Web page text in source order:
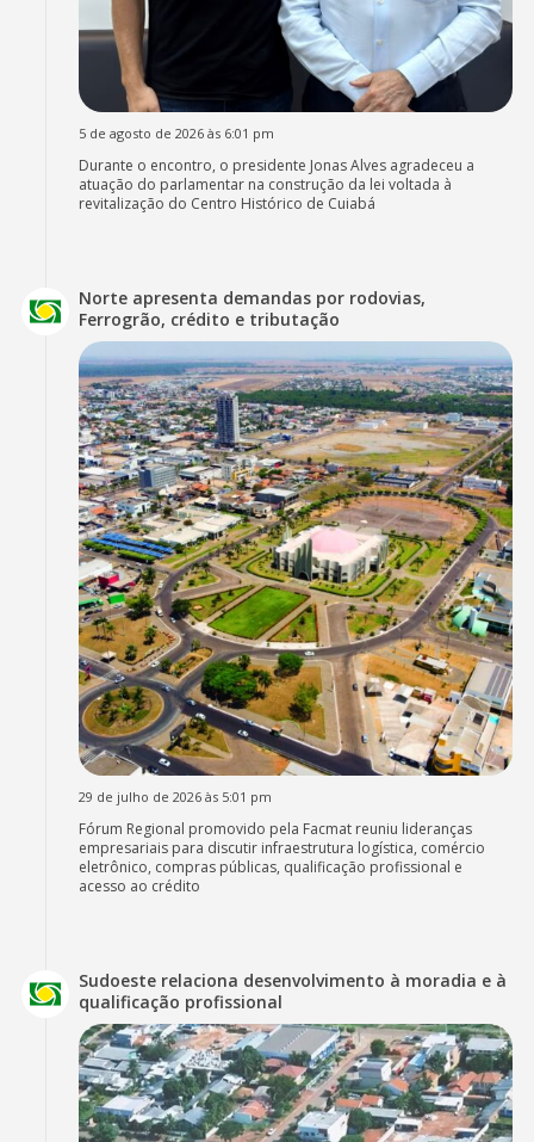
5 de agosto de 2026 às 6:01 pm
Durante o encontro, o presidente Jonas Alves agradeceu a
atuação do parlamentar na construção da lei voltada à
revitalização do Centro Histórico de Cuiabá
Norte apresenta demandas por rodovias,
Ferrogrão, crédito e tributação
29 de julho de 2026 às 5:01 pm
Fórum Regional promovido pela Facmat reuniu lideranças
empresariais para discutir infraestrutura logística, comércio
eletrônico, compras públicas, qualificação profissional e
acesso ao crédito
Sudoeste relaciona desenvolvimento à moradia e à
qualificação profissional